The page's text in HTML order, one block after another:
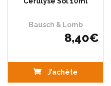
Bausch & Lomb
8,40€
J’achète